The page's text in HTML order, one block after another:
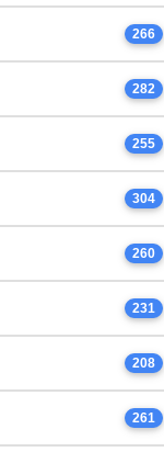
266
282
255
304
260
231
208
261